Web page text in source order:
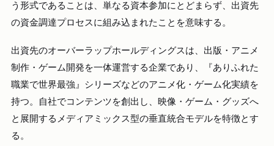
う形式であることは、単なる資本参加にとどまらず、出資先
の資金調達プロセスに組み込まれたことを意味する。
出資先のオーバーラップホールディングスは、出版・アニメ
制作・ゲーム開発を一体運営する企業であり、『ありふれた
職業で世界最強』シリーズなどのアニメ化・ゲーム化実績を
持つ。自社でコンテンツを創出し、映像・ゲーム・グッズへ
と展開するメディアミックス型の垂直統合モデルを特徴とす
る。